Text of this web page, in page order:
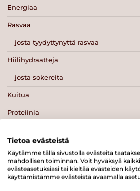
Energiaa
Rasvaa
josta tyydyttynyttä rasvaa
Hiilihydraatteja
josta sokereita
Kuitua
Proteiinia
Tietoa evästeistä
Käytämme tällä sivustolla evästeitä
mahdollisen toiminnan. Voit hyväksyä
evästeasetuksiasi tai kieltää evästeiden
käyttämistämme evästeistä avaamalla